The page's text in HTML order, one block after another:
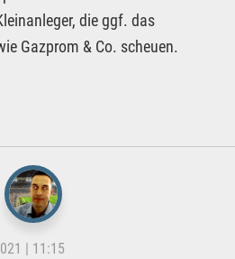
die ggf. das
Gazprom & Co. scheuen.
| 11:15